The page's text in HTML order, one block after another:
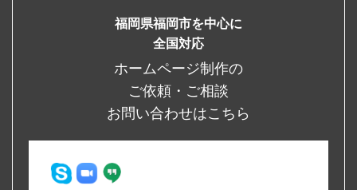
福岡県福岡市を中心に
全国対応
ホームページ制作の
ご依頼・ご相談
お問い合わせはこちら